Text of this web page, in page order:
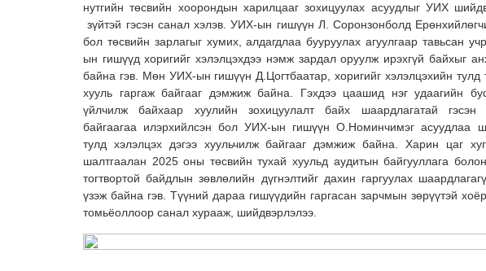
нутгийн төсвийн хоорондын харилцааг зохицуулах асуудлыг УИХ
зүйтэй гэсэн санал хэлэв. УИХ-ын гишүүн Л. Соронзонболд
бол төсвийн зарлагыг хумих, алдагдлаа бууруулах агуулгаар тавьсан
ын гишүүд хоригийг хэлэлцэхдээ нэмж зардал оруулж ирэхгүй байхыг
байна гэв. Мөн УИХ-ын гишүүн Д.Цогтбаатар, хоригийг хэлэлцэхийн тулд
хууль гаргаж байгааг дэмжиж байна. Гэхдээ цаашид нэг удаагийн
үйлчилж байхаар хуулийн зохицуулалт байх шаардлагатай гэсэн
байгаагаа илэрхийлсэн бол УИХ-ын гишүүн О.Номинчимэг асуудлаа
тулд хэлэлцэх дэгээ хуульчилж байгааг дэмжиж байна. Харин цаг
шалтгаалан 2025 оны төсвийн тухай хуульд аудитын байгууллага
тогтвортой байдлын зөвлөлийн дүгнэлтийг дахин гаргуулах
үзэж байна гэв. Түүний дараа гишүүдийн гаргасан зарчмын зөрүүтэй
томьёоллоор санал хурааж, шийдвэрлэлээ.